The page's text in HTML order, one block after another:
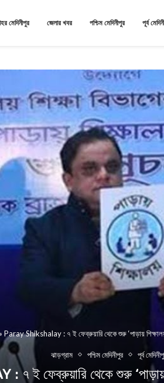
মেদিনীপুর জেলার খবর পশ্চিম মেদিনীপুর পূর্ব
» Paray Shikshalay : ৭ ই ফেব্রুয়ারি থেকে শুরু ‘পাড়ায়
ঝাড়গ্রাম পশ্চিম মেদিনীপুর পূর্ব
ই ফেব্রুয়ারি থেকে শুরু ‘পাড়ায়